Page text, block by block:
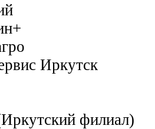
Иркутск
филиал)